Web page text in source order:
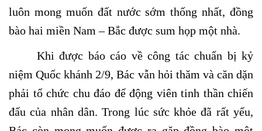
luôn mong muốn đất nước sớm thống nhất, đồng
bào hai miền Nam – Bắc được sum họp một nhà.
Khi được báo cáo về công tác chuẩn bị kỷ
niệm Quốc khánh 2/9, Bác vẫn hỏi thăm và căn dặn
phải tổ chức chu đáo để động viên tinh thần chiến
đấu của nhân dân. Trong lúc sức khỏe đã rất yếu,